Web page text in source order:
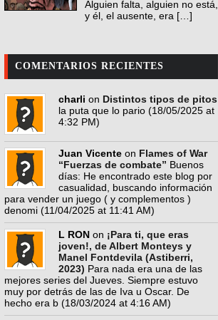
Alguien falta, alguien no está,
y él, el ausente, era […]
COMENTARIOS RECIENTES
charli on Distintos tipos de pitos
la puta que lo pario (18/05/2025 at
4:32 PM)
Juan Vicente on Flames of War
“Fuerzas de combate” Buenos
días: He encontrado este blog por
casualidad, buscando información
para vender un juego ( y complementos )
denomi (11/04/2025 at 11:41 AM)
L RON on ¡Para ti, que eras
joven!, de Albert Monteys y
Manel Fontdevila (Astiberri,
2023) Para nada era una de las
mejores series del Jueves. Siempre estuvo
muy por detrás de las de Iva u Oscar. De
hecho era b (18/03/2024 at 4:16 AM)